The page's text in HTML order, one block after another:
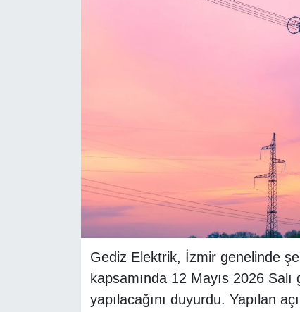
Gediz Elektrik, İzmir genelinde
kapsamında 12 Mayıs 2026
yapılacağını duyurdu. Yapılan